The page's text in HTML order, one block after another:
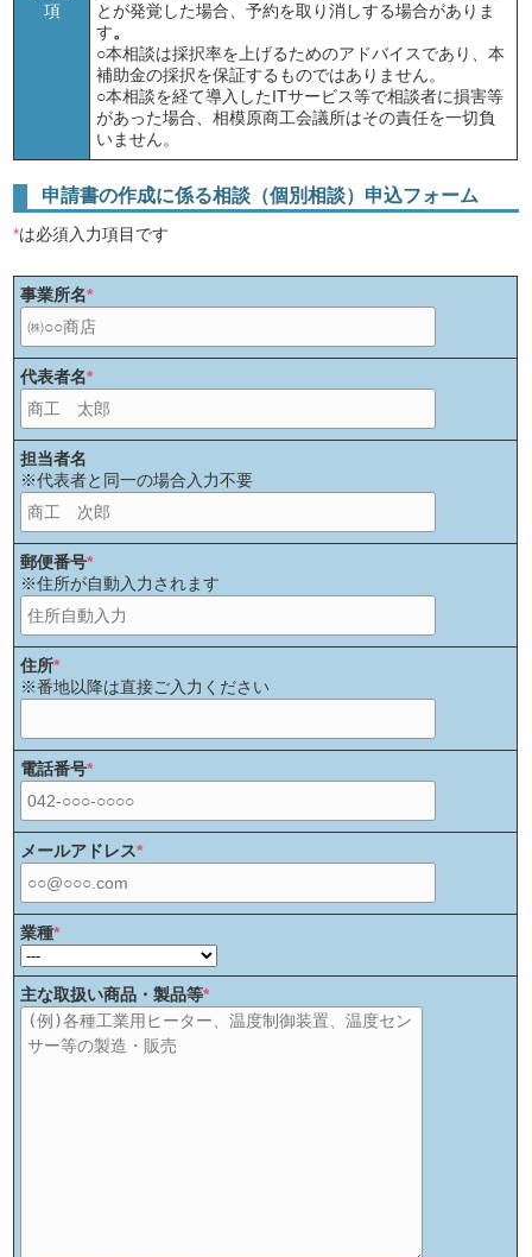
項
とが発覚した場合、予約を取り消しする場合がありま
す。
○本相談は採択率を上げるためのアドバイスであり、本
補助金の採択を保証するものではありません。
○本相談を経て導入したITサービス等で相談者に損害等
があった場合、相模原商工会議所はその責任を一切負
いません。
申請書の作成に係る相談（個別相談）申込フォーム
*は必須入力項目です
事業所名*
代表者名*
担当者名
※代表者と同一の場合入力不要
郵便番号*
※住所が自動入力されます
住所*
※番地以降は直接ご入力ください
電話番号*
メールアドレス*
業種*
主な取扱い商品・製品等*